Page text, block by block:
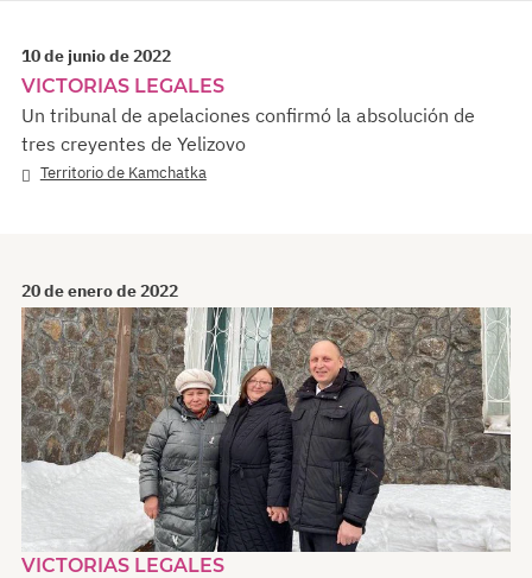
10 de junio de 2022
VICTORIAS LEGALES
Un tribunal de apelaciones confirmó la absolución de
tres creyentes de Yelizovo
Territorio de Kamchatka
20 de enero de 2022
VICTORIAS LEGALES